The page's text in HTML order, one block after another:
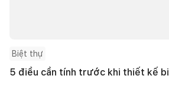
Biệt thự
5 điều cần tính trước khi thiết kế